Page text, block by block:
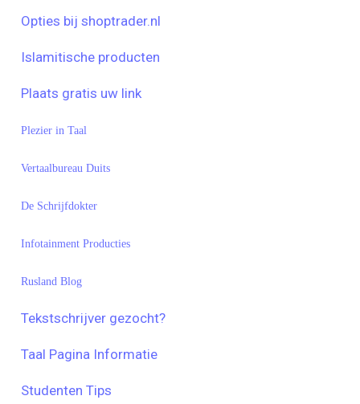
Opties bij shoptrader.nl
Islamitische producten
Plaats gratis uw link
Plezier in Taal
Vertaalbureau Duits
De Schrijfdokter
Infotainment Producties
Rusland Blog
Tekstschrijver gezocht?
Taal Pagina Informatie
Studenten Tips